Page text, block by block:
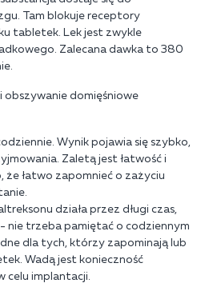
Tam blokuje receptory
tabletek. Lek jest zwykle
Zalecana dawka to 380
obszywanie domięśniowe
Wynik pojawia się szybko,
Zaletą jest łatwość i
że łatwo zapomnieć o zażyciu
działa przez długi czas,
nie trzeba pamiętać o codziennym
dla tych, którzy zapominają lub
Wadą jest konieczność
celu implantacji.